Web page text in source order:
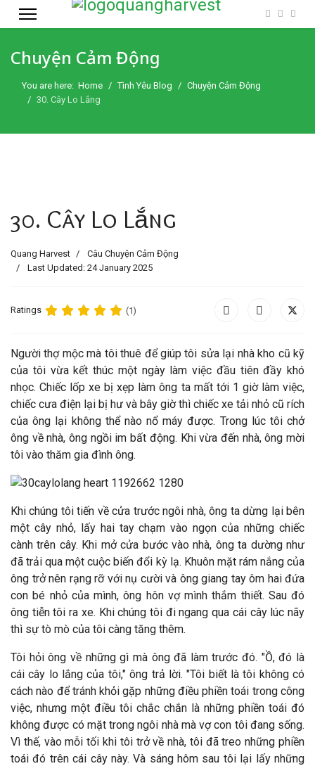
Chuyện Cảm Động
You are here: Home Tình Yêu Blog
Chuyện Cảm Động
30. Cây Lo Lắng
30. Cây Lo Lắng
Quang Harvest
Câu Chuyện Cảm Động
Last Updated: 24 January 2025
Ratings (1)
Người thợ mộc mà tôi thuê để giúp tôi sửa lại nhà kho cũ kỹ
của tôi vừa kết thúc một ngày làm việc đầu tiên đầy khó
nhọc. Chiếc lốp xe bị xẹp làm ông ta mất tới 1 giờ làm việc,
chiếc cưa điện lại bị hư và bây giờ thì chiếc xe tải nhỏ cũ rích
của ông lại không thể nào nổ máy được. Trong lúc tôi chở
ông về nhà, ông ngồi im bất động. Khi vừa đến nhà, ông mời
tôi vào thăm gia đình ông.
Khi chúng tôi tiến về cửa trước ngôi nhà, ông ta dừng lại bên
một cây nhỏ, lấy hai tay chạm vào ngọn của những chiếc
cành trên cây. Khi mở cửa bước vào nhà, ông ta dường như
đã trải qua một cuộc biến đổi kỳ lạ. Khuôn mặt rám nắng của
ông trở nên rạng rỡ với nụ cười và ông giang tay ôm hai đứa
con bé nhỏ của mình, ông hôn vợ mình thắm thiết. Sau đó
ông tiễn tôi ra xe. Khi chúng tôi đi ngang qua cái cây lúc nãy
thì sự tò mò của tôi càng tăng thêm.
Tôi hỏi ông về những gì mà ông đã làm trước đó. "Ồ, đó là
cái cây lo lắng của tôi," ông trả lời. "Tôi biết là tôi không có
cách nào để tránh khỏi gặp những điều phiền toái trong công
việc, nhưng một điều tôi chắc chắn là những phiền toái đó
không được có mặt trong ngôi nhà mà vợ con tôi đang sống.
Vì thế, vào mỗi tối khi tôi trở về nhà, tôi đã treo những phiền
toái đó trên cái cây này. Và sáng hôm sau tôi lại lấy những